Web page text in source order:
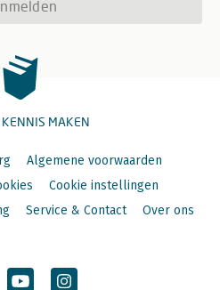
KENNIS MAKEN
Algemene voorwaarden
Cookie instellingen
Service & Contact Over ons